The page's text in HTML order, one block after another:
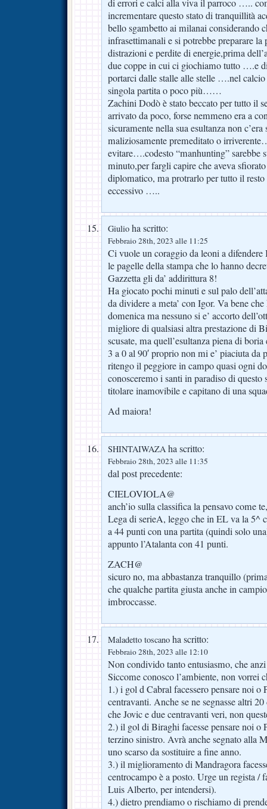
di errori e calci alla viva il parroco …..
incrementare questo stato di tranquillità
bello sgambetto ai milanai considerando
infrasettimanali e si potrebbe preparare la
distrazioni e perdite di energie,prima
due coppe in cui ci giochiamo tutto ….e
portarci dalle stalle alle stelle ….nel
singola partita o poco più……
Zachini Dodò è stato beccato per tutto il
arrivato da poco, forse nemmeno era a
sicuramente nella sua esultanza non
maliziosamente premeditato o
evitare….codesto “manhunting” sarebbe
minuto,per fargli capire che aveva
diplomatico, ma protrarlo per tutto il resto
eccessivo …..
Giulio ha scritto:
Febbraio 28th, 2023 alle 11:25
Ci vuole un coraggio da leoni a
le pagelle della stampa che lo hanno
Gazzetta gli da’ addirittura 8!
Ha giocato pochi minuti e sul palo
da dividere a meta’ con Igor. Va bene
domenica ma nessuno si e’ accorto
migliore di qualsiasi altra prestazione di
scusate, ma quell’esultanza piena di
3 a 0 al 90′ proprio non mi e’ piaciuta da
ritengo il peggiore in campo quasi ogni
conosceremo i santi in paradiso di questo
titolare inamovibile e capitano di una
Ad maiora!
SHINTAIWAZA ha scritto:
Febbraio 28th, 2023 alle 11:35
dal post precedente:
CIELOVIOLA@
anch’io sulla classifica la pensavo come
Lega di serieA, leggo che in EL va la 5^
a 44 punti con una partita (quindi solo
appunto l’Atalanta con 41 punti.
ZACH@
sicuro no, ma abbastanza tranquillo
che qualche partita giusta anche in
imbroccasse.
Maladetto toscano ha scritto:
Febbraio 28th, 2023 alle 12:10
Non condivido tanto entusiasmo, che
Siccome conosco l’ambiente, non vorrei
1.) i gol d Cabral facessero pensare noi o
centravanti. Anche se ne segnasse altri
che Jovic e due centravanti veri, non
2.) il gol di Biraghi facesse pensare noi o
terzino sinistro. Avrà anche segnato alla
uno scarso da sostituire a fine anno.
3.) il miglioramento di Mandragora
centrocampo è a posto. Urge un regista /
Luis Alberto, per intendersi).
4.) dietro prendiamo o rischiamo di